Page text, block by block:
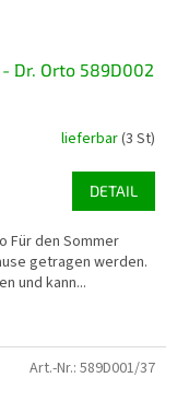
Dr. Orto 589D002
lieferbar(3 St)
DETAIL
Für den Sommer
getragen werden.
und kann...
Art.-Nr.: 589D001/37